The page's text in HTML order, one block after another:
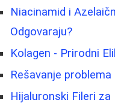
Niacinamid i
Odgovaraju?
Kolagen - Prirodni
Rešavanje
Hijaluronski Fileri